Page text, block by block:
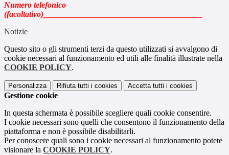
Numero telefonico
(facoltativo)_______________________________________
Notizie
Questo sito o gli strumenti terzi da questo utilizzati si avvalgono di
cookie necessari al funzionamento ed utili alle finalità illustrate nella
COOKIE POLICY.
Personalizza Rifiuta tutti i cookies Accetta tutti i cookies
Gestione cookie
In questa schermata è possibile scegliere quali cookie consentire.
I cookie necessari sono quelli che consentono il funzionamento della
piattaforma e non è possibile disabilitarli.
Per conoscere quali sono i cookie necessari al funzionamento potete
visionare la COOKIE POLICY.